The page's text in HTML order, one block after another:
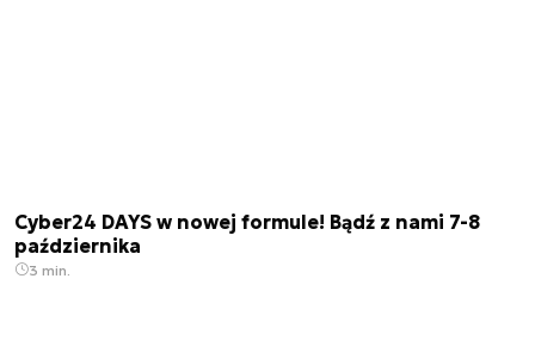
Cyber24 DAYS w nowej formule! Bądź z nami 7-8
października
3 min.